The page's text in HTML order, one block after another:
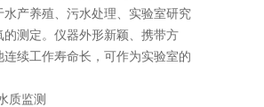
产养殖、污水处理、实验室研究
测定。仪器外形新颖、携带方
续工作寿命长，可作为实验室的
质监测